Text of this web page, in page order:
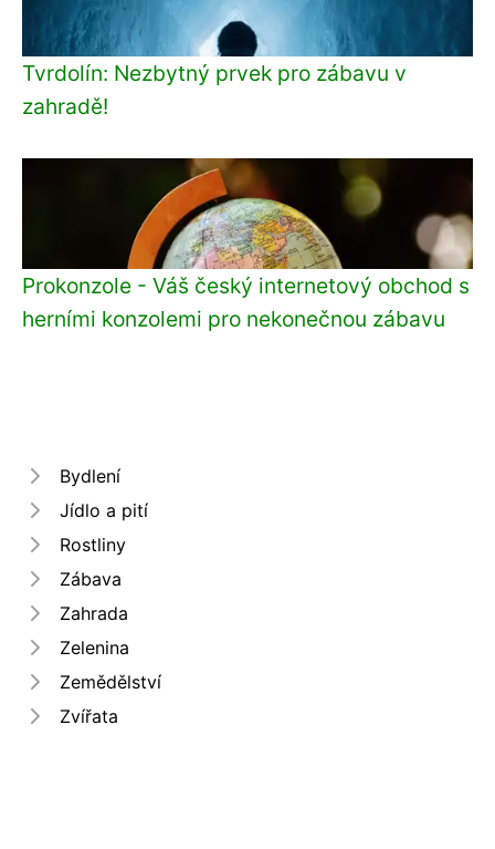
Tvrdolín: Nezbytný prvek pro zábavu v
zahradě!
Prokonzole - Váš český internetový obchod s
herními konzolemi pro nekonečnou zábavu
Bydlení
Jídlo a pití
Rostliny
Zábava
Zahrada
Zelenina
Zemědělství
Zvířata